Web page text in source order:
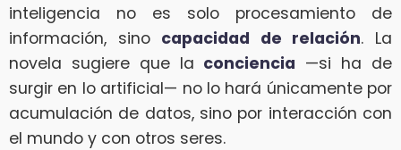
inteligencia no es solo procesamiento de
información, sino capacidad de relación. La
novela sugiere que la conciencia —si ha de
surgir en lo artificial— no lo hará únicamente por
acumulación de datos, sino por interacción con
el mundo y con otros seres.